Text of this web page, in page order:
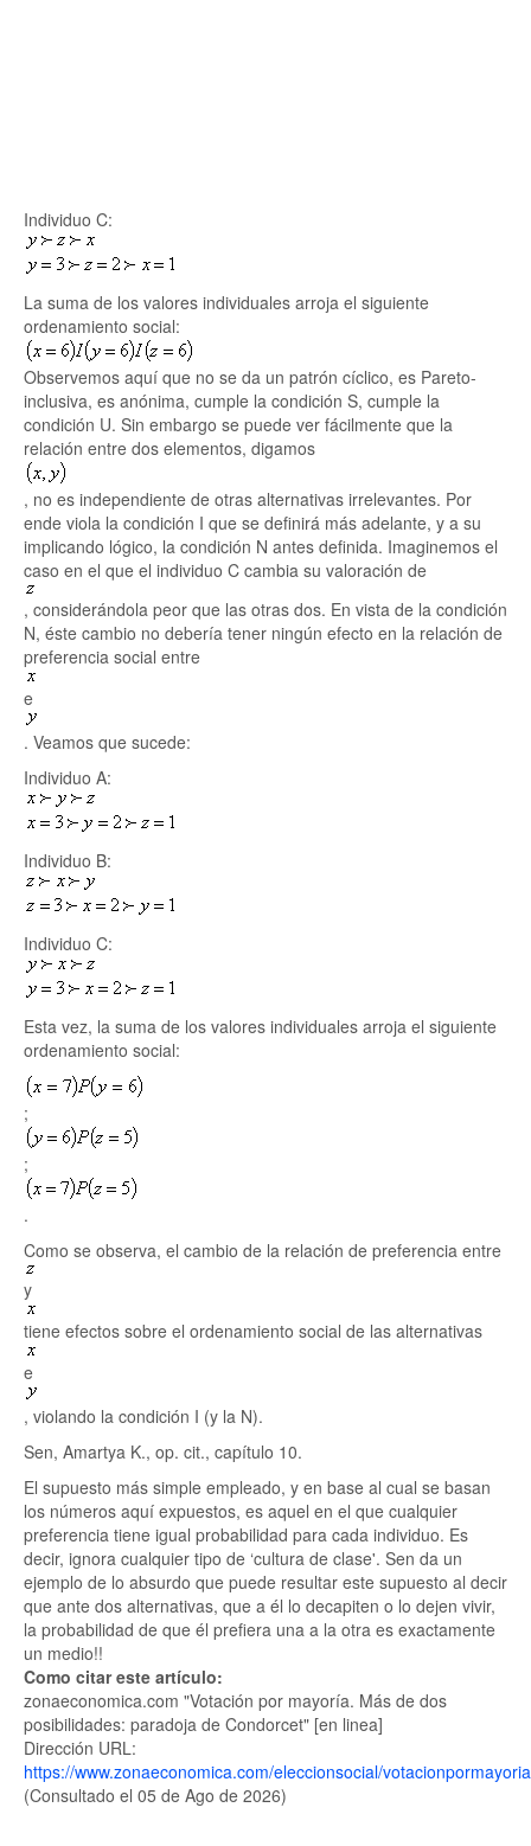
Individuo C:
La suma de los valores individuales arroja el siguiente
ordenamiento social:
Observemos aquí que no se da un patrón cíclico, es Pareto-
inclusiva, es anónima, cumple la condición S, cumple la
condición U. Sin embargo se puede ver fácilmente que la
relación entre dos elementos, digamos
, no es independiente de otras alternativas irrelevantes. Por
ende viola la condición I que se definirá más adelante, y a su
implicando lógico, la condición N antes definida. Imaginemos el
caso en el que el individuo C cambia su valoración de
, considerándola peor que las otras dos. En vista de la condición
N, éste cambio no debería tener ningún efecto en la relación de
preferencia social entre
e
. Veamos que sucede:
Individuo A:
Individuo B:
Individuo C:
Esta vez, la suma de los valores individuales arroja el siguiente
ordenamiento social:
;
;
.
Como se observa, el cambio de la relación de preferencia entre
y
tiene efectos sobre el ordenamiento social de las alternativas
e
, violando la condición I (y la N).
Sen, Amartya K., op. cit., capítulo 10.
El supuesto más simple empleado, y en base al cual se basan
los números aquí expuestos, es aquel en el que cualquier
preferencia tiene igual probabilidad para cada individuo. Es
decir, ignora cualquier tipo de ‘cultura de clase'. Sen da un
ejemplo de lo absurdo que puede resultar este supuesto al decir
que ante dos alternativas, que a él lo decapiten o lo dejen vivir,
la probabilidad de que él prefiera una a la otra es exactamente
un medio!!
Como citar este artículo:
zonaeconomica.com "Votación por mayoría. Más de dos
posibilidades: paradoja de Condorcet" [en linea]
Dirección URL:
https://www.zonaeconomica.com/eleccionsocial/votacionpormayoria
(Consultado el 05 de Ago de 2026)